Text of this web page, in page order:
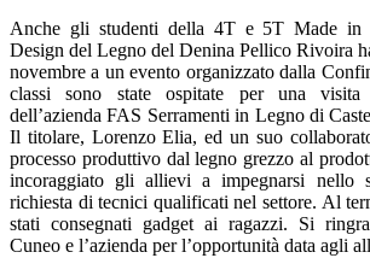
Anche gli studenti della 4T e 5T Made in
Design del Legno del Denina Pellico Rivoira
novembre a un evento organizzato dalla
classi sono state ospitate per una visita
dell’azienda FAS Serramenti in Legno di
Il titolare, Lorenzo Elia, ed un suo
processo produttivo dal legno grezzo al
incoraggiato gli allievi a impegnarsi nello
richiesta di tecnici qualificati nel settore. Al
stati consegnati gadget ai ragazzi. Si
Cuneo e l’azienda per l’opportunità data agli